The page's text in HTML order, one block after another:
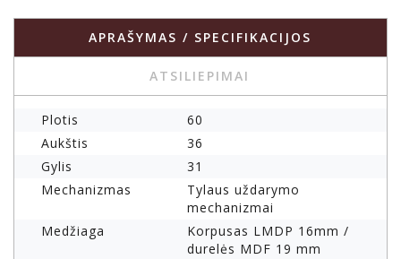
APRAŠYMAS / SPECIFIKACIJOS
ATSILIEPIMAI
Plotis
60
Aukštis
36
Gylis
31
Mechanizmas
Tylaus uždarymo
mechanizmai
Medžiaga
Korpusas LMDP 16mm /
durelės MDF 19 mm